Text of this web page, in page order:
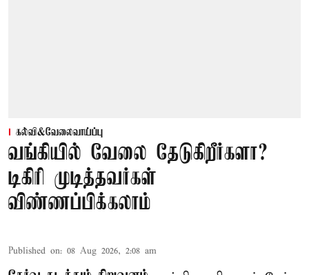
கல்வி&வேலைவாய்ப்பு
வங்கியில் வேலை தேடுகிறீர்களா?
டிகிரி முடித்தவர்கள்
விண்ணப்பிக்கலாம்
Published on: 08 Aug 2026, 2:08 am